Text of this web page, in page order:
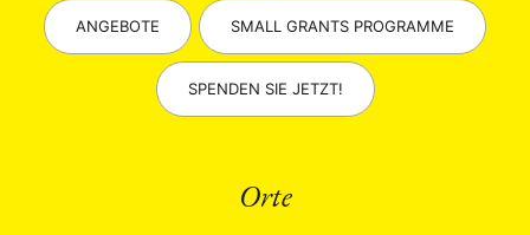
ANGEBOTE SMALL GRANTS PROGRAMME
SPENDEN SIE JETZT!
Orte